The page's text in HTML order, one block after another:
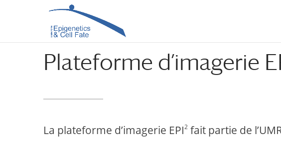
principal
navigation
Plateforme d’imagerie
La plateforme d’imagerie EPI2 fait partie de